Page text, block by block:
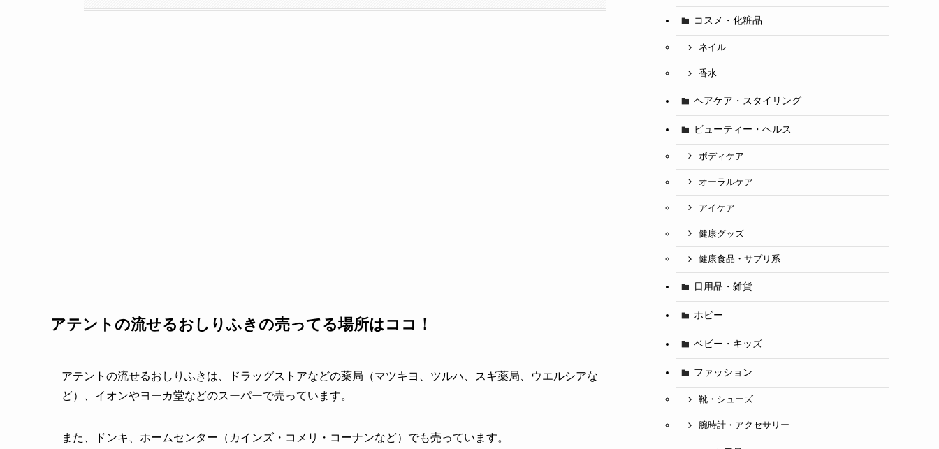
アテントの流せるおしりふきの売ってる場所はココ！
アテントの流せるおしりふきは、ドラッグストアなどの薬局（マツキヨ、ツルハ、スギ薬局、ウエルシアな
ど）、イオンやヨーカ堂などのスーパーで売っています。
また、ドンキ、ホームセンター（カインズ・コメリ・コーナンなど）でも売っています。
コスメ・化粧品
ネイル
香水
ヘアケア・スタイリング
ビューティー・ヘルス
ボディケア
オーラルケア
アイケア
健康グッズ
健康食品・サプリ系
日用品・雑貨
ホビー
ベビー・キッズ
ファッション
靴・シューズ
腕時計・アクセサリー